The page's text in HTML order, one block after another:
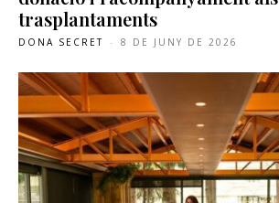
trasplantaments
DONA SECRET - 8 DE JUNY DE 2026